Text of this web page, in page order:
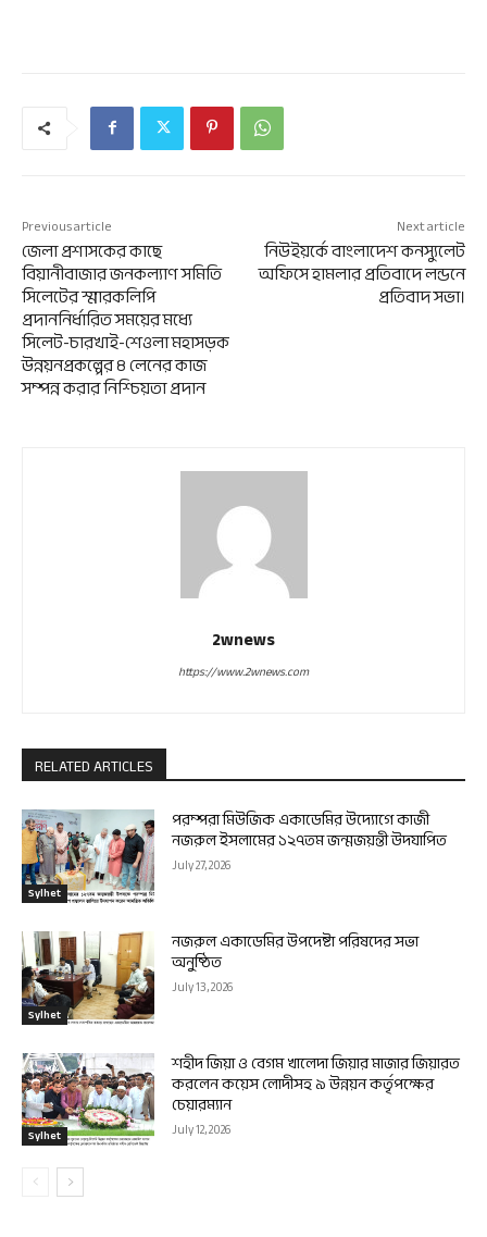
Previous article
জেলা প্রশাসকের কাছে
বিয়ানীবাজার জনকল্যাণ সমিতি
সিলেটের স্মারকলিপি
প্রদাননির্ধারিত সময়ের মধ্যে
সিলেট-চারখাই-শেওলা মহাসড়ক
উন্নয়নপ্রকল্পের ৪ লেনের কাজ
সম্পন্ন করার নিশ্চিয়তা প্রদান
Next article
নিউইয়র্কে বাংলাদেশ কনস্যুলেট
অফিসে হামলার প্রতিবাদে লন্ডনে
প্রতিবাদ সভা।
2wnews
https://www.2wnews.com
RELATED ARTICLES
Sylhet
পরম্পরা মিউজিক একাডেমির উদ্যোগে কাজী
নজরুল ইসলামের ১২৭তম জন্মজয়ন্তী উদযাপিত
July 27, 2026
Sylhet
নজরুল একাডেমির উপদেষ্টা পরিষদের সভা
অনুষ্ঠিত
July 13, 2026
Sylhet
শহীদ জিয়া ও বেগম খালেদা জিয়ার মাজার জিয়ারত
করলেন কয়েস লোদীসহ ৯ উন্নয়ন কর্তৃপক্ষের
চেয়ারম্যান
July 12, 2026